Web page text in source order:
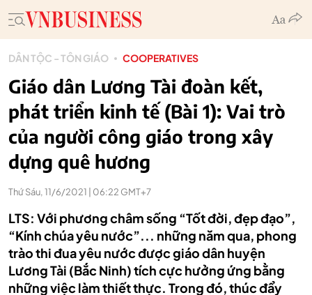
DÂN TỘC - TÔN GIÁO COOPERATIVES
Giáo dân Lương Tài đoàn kết,
phát triển kinh tế (Bài 1): Vai trò
của người công giáo trong xây
dựng quê hương
Thứ Sáu, 11/6/2021 | 06:22 GMT+7
LTS: Với phương châm sống “Tốt đời, đẹp đạo”,
“Kính chúa yêu nước”... những năm qua, phong
trào thi đua yêu nước được giáo dân huyện
Lương Tài (Bắc Ninh) tích cực hưởng ứng bằng
những việc làm thiết thực. Trong đó, thúc đẩy